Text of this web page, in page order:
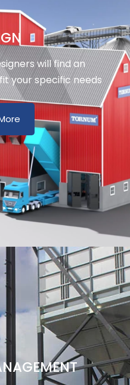
will find an
your specific needs